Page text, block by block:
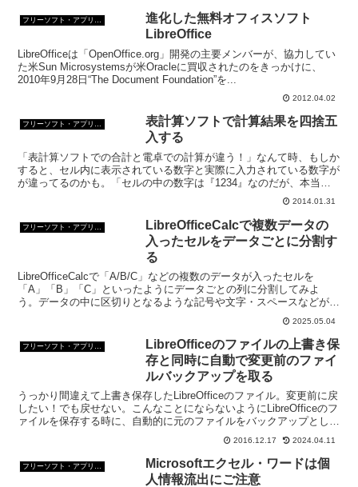
フリーソフト・アプリ・Webサービス
進化した無料オフィスソフト
LibreOffice
LibreOfficeは「OpenOffice.org」開発の主要メンバーが、協力してい
た米Sun Microsystemsが米Oracleに買収されたのをきっかけに、
2010年9月28日“The Document Foundation”を...
2012.04.02
表計算ソフトで計算結果を四捨五
入する
「表計算ソフトでの合計と電卓での計算が違う！」なんて時、もしか
すると、セル内に表示されている数字と実際に入力されている数字が
が違ってるのかも。「セルの中の数字は『1234』なのだが、本当は
小数点以下が表示されていないだけ。」なんてケース。 ...2014.01.31
LibreOfficeCalcで複数データの
入ったセルをデータごとに分割す
る
LibreOfficeCalcで「A/B/C」などの複数のデータが入ったセルを
「A」「B」「C」といったようにデータごとの列に分割してみよ
う。データの中に区切りとなるような記号や文字・スペースなどが入
2025.05.04
フリーソフト・アプリ・Webサービス
LibreOfficeのファイルの上書き保
存と同時に自動で変更前のファイ
ルバックアップを取る
うっかり間違えて上書き保存したLibreOfficeのファイル。変更前に戻
したい！でも戻せない。こんなことにならないようにLibreOfficeのフ
ァイルを保存する時に、自動的に元のファイルをバックアップとして
2016.12.17 2024.04.11
Microsoftエクセル・ワードは個
人情報流出にご注意